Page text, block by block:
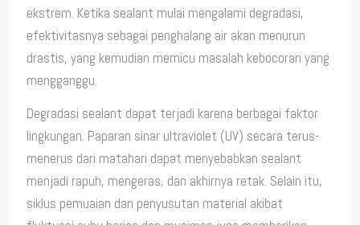
ekstrem. Ketika sealant mulai mengalami degradasi,
efektivitasnya sebagai penghalang air akan menurun
drastis, yang kemudian memicu masalah kebocoran yang
mengganggu.
Degradasi sealant dapat terjadi karena berbagai faktor
lingkungan. Paparan sinar ultraviolet (UV) secara terus-
menerus dari matahari dapat menyebabkan sealant
menjadi rapuh, mengeras, dan akhirnya retak. Selain itu,
siklus pemuaian dan penyusutan material akibat